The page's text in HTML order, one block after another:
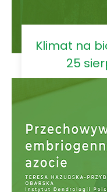
Klimat na
25